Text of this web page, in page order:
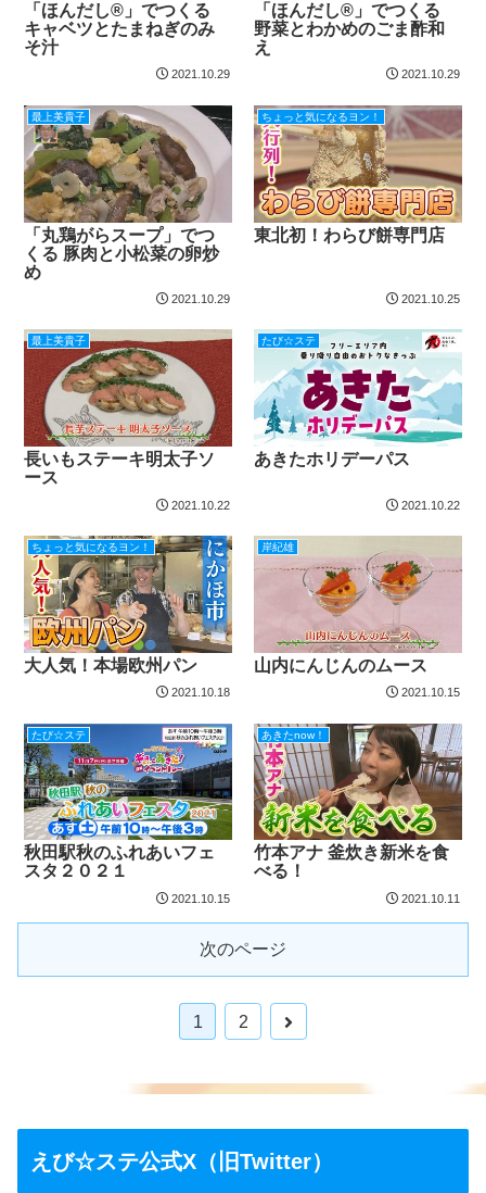
「ほんだし®」でつくる
キャベツとたまねぎのみ
そ汁
2021.10.29
「ほんだし®」でつくる
野菜とわかめのごま酢和
え
2021.10.29
最上美貴子
「丸鶏がらスープ」でつ
くる 豚肉と小松菜の卵炒
め
2021.10.29
ちょっと気になるヨン！
東北初！わらび餅専門店
2021.10.25
最上美貴子
長いもステーキ明太子ソ
ース
2021.10.22
たび☆ステ
あきたホリデーパス
2021.10.22
ちょっと気になるヨン！
大人気！本場欧州パン
2021.10.18
岸紀雄
山内にんじんのムース
2021.10.15
たび☆ステ
秋田駅秋のふれあいフェ
スタ２０２１
2021.10.15
あきたnow！
竹本アナ 釜炊き新米を食
べる！
2021.10.11
次のページ
1 2
えび☆ステ公式X（旧Twitter）